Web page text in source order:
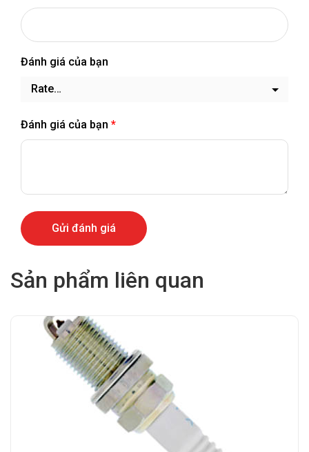
Đánh giá của bạn
Đánh giá của bạn *
Sản phẩm liên quan